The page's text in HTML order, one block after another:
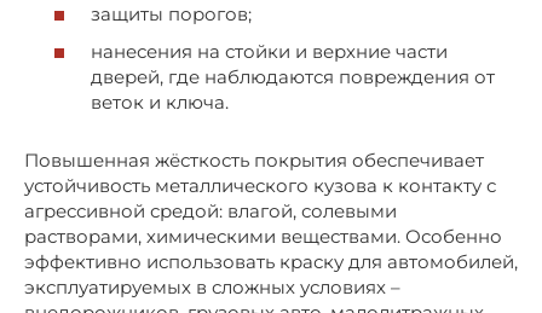
защиты порогов;
нанесения на стойки и верхние части
дверей, где наблюдаются повреждения от
веток и ключа.
Повышенная жёсткость покрытия обеспечивает
устойчивость металлического кузова к контакту с
агрессивной средой: влагой, солевыми
растворами, химическими веществами. Особенно
эффективно использовать краску для автомобилей,
эксплуатируемых в сложных условиях –